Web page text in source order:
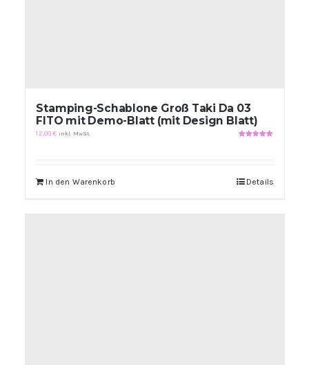
Stamping-Schablone Groß Taki Da 03
FITO mit Demo-Blatt (mit Design Blatt)
12,00€ inkl. MwSt.
In den Warenkorb Details